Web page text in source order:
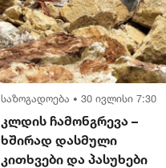
საზოგადოება • 30 ივლისი 7:30
კლდის ჩამონგრევა –
ხშირად დასმული
კითხვები და პასუხები